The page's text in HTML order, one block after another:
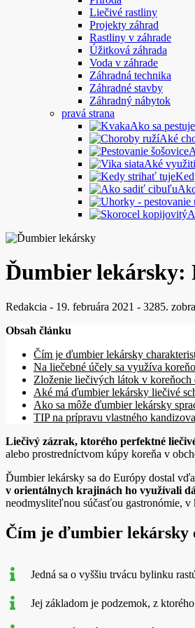
Liečivé rastliny
Projekty záhrad
Rastliny v záhrade
Úžitková záhrada
Voda v záhrade
Záhradná technika
Záhradné stavby
Záhradný nábytok
pravá strana
Ako sa
Aké
Aké
Ďumbier lekársky:
Redakcia - 19. februára 2021 - 3285.
Obsah článku
Čím je ďumbier lekársky
Na liečebné účely sa využíva
Zloženie liečivých látok v koreňoch
Aké má ďumbier lekársky liečivé
Ako sa môže ďumbier lekársky
TIP na prípravu vlastného
Liečivý zázrak, ktorého perfektné
alebo prostredníctvom kúpy koreňa v
Ďumbier lekársky sa do Európy dostal
v orientálnych krajinách ho využívali
neodmysliteľnou súčasťou gastronómie, v
Čím je ďumbier lekársky
Jedná sa o vyššiu trvácu bylinku
Jej základom je podzemok, z